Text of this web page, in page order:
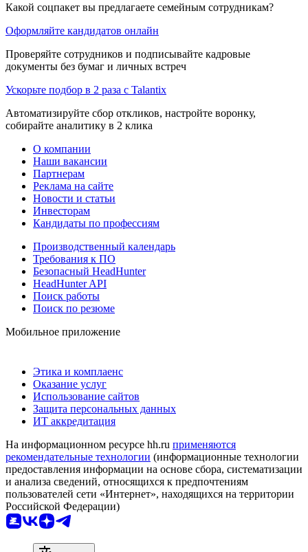
Какой соцпакет вы предлагаете семейным сотрудникам?
Оформляйте кандидатов онлайн
Проверяйте сотрудников и подписывайте кадровые
документы без бумаг и личных встреч
Ускорьте подбор в 2 раза с Talantix
Автоматизируйте сбор откликов, настройте воронку,
собирайте аналитику в 2 клика
О компании
Наши вакансии
Партнерам
Реклама на сайте
Новости и статьи
Инвесторам
Кандидаты по профессиям
Производственный календарь
Требования к ПО
Безопасный HeadHunter
HeadHunter API
Поиск работы
Поиск по резюме
Мобильное приложение
Этика и комплаенс
Оказание услуг
Использование сайтов
Защита персональных данных
ИТ аккредитация
На информационном ресурсе hh.ru применяются
рекомендательные технологии (информационные технологии
предоставления информации на основе сбора, систематизации
и анализа сведений, относящихся к предпочтениям
пользователей сети «Интернет», находящихся на территории
Российской Федерации)